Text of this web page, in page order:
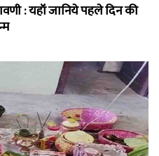
: यहॉं जानिये पहले दिन की